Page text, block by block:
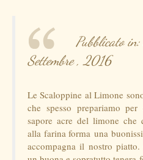
Pubblicato
Settembre , 2016
Le Scaloppine al Limone
che spesso prepariamo
sapore acre del limone che
alla farina forma una
accompagna il nostro